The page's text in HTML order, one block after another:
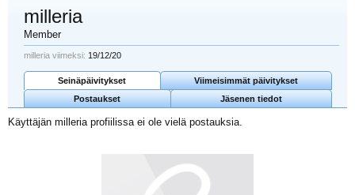
milleria
Member
milleria viimeksi: 19/12/20
Seinäpäivitykset
Viimeisimmät päivitykset
Postaukset
Jäsenen tiedot
Käyttäjän milleria profiilissa ei ole vielä postauksia.